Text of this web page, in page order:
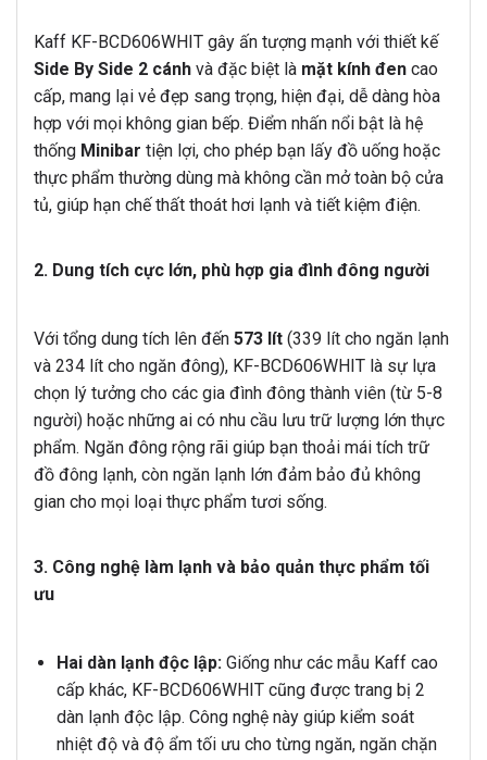
Kaff KF-BCD606WHIT gây ấn tượng mạnh với thiết kế
Side By Side 2 cánh và đặc biệt là mặt kính đen cao
cấp, mang lại vẻ đẹp sang trọng, hiện đại, dễ dàng hòa
hợp với mọi không gian bếp. Điểm nhấn nổi bật là hệ
thống Minibar tiện lợi, cho phép bạn lấy đồ uống hoặc
thực phẩm thường dùng mà không cần mở toàn bộ cửa
tủ, giúp hạn chế thất thoát hơi lạnh và tiết kiệm điện.
2. Dung tích cực lớn, phù hợp gia đình đông người
Với tổng dung tích lên đến 573 lít (339 lít cho ngăn lạnh
và 234 lít cho ngăn đông), KF-BCD606WHIT là sự lựa
chọn lý tưởng cho các gia đình đông thành viên (từ 5-8
người) hoặc những ai có nhu cầu lưu trữ lượng lớn thực
phẩm. Ngăn đông rộng rãi giúp bạn thoải mái tích trữ
đồ đông lạnh, còn ngăn lạnh lớn đảm bảo đủ không
gian cho mọi loại thực phẩm tươi sống.
3. Công nghệ làm lạnh và bảo quản thực phẩm tối
ưu
Hai dàn lạnh độc lập:Giống như các mẫu Kaff cao
cấp khác, KF-BCD606WHIT cũng được trang bị 2
dàn lạnh độc lập. Công nghệ này giúp kiểm soát
nhiệt độ và độ ẩm tối ưu cho từng ngăn, ngăn chặn